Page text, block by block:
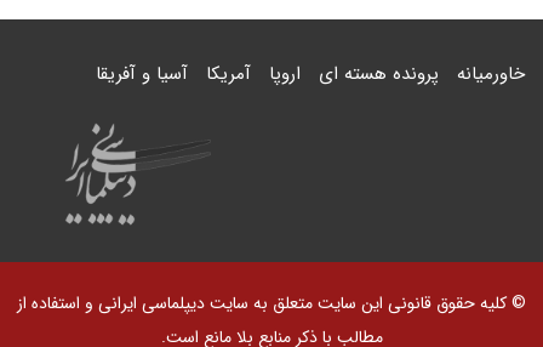
خاورمیانه پرونده هسته ای اروپا آمریکا آسیا و آفریقا
© کلیه حقوق قانونی این سایت متعلق به سایت دیپلماسی ایرانی و استفاده از
مطالب با ذکر منابع بلا مانع است.